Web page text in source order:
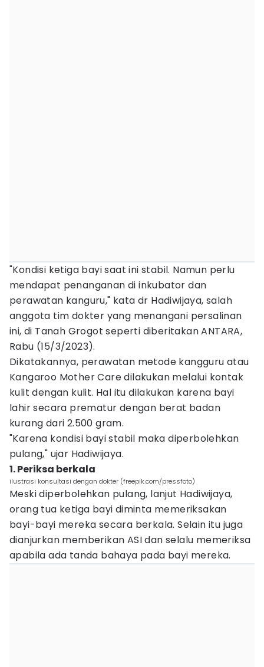
"Kondisi ketiga bayi saat ini stabil. Namun perlu
mendapat penanganan di inkubator dan
perawatan kanguru," kata dr Hadiwijaya, salah
anggota tim dokter yang menangani persalinan
ini, di Tanah Grogot seperti diberitakan ANTARA,
Rabu (15/3/2023).
Dikatakannya, perawatan metode kangguru atau
Kangaroo Mother Care dilakukan melalui kontak
kulit dengan kulit. Hal itu dilakukan karena bayi
lahir secara prematur dengan berat badan
kurang dari 2.500 gram.
"Karena kondisi bayi stabil maka diperbolehkan
pulang," ujar Hadiwijaya.
1. Periksa berkala
ilustrasi konsultasi dengan dokter (freepik.com/pressfoto)
Meski diperbolehkan pulang, lanjut Hadiwijaya,
orang tua ketiga bayi diminta memeriksakan
bayi-bayi mereka secara berkala. Selain itu juga
dianjurkan memberikan ASI dan selalu memeriksa
apabila ada tanda bahaya pada bayi mereka.